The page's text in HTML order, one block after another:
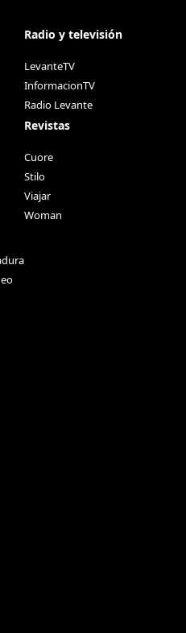
Radio y televisión
LevanteTV
InformacionTV
Radio Levante
Revistas
Cuore
Stilo
Viajar
Woman